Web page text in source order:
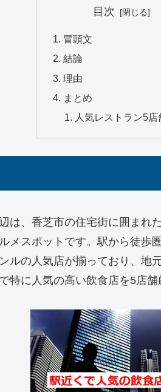
目次
冒頭文
結論
理由
まとめ
人気レストラン5店
は、香芝市の住宅街に囲まれ
メスポットです。駅から徒歩
ルの人気店が揃っており、地
特に人気の高い飲食店を5店舗